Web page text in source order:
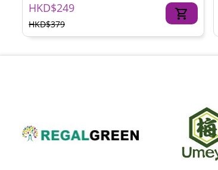
HKD$249
HKD$379